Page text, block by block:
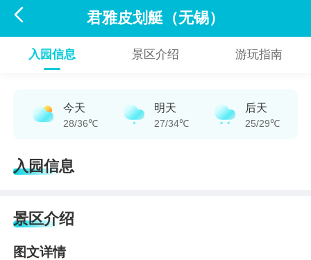
 君雅皮划艇（无锡）
入园信息 景区介绍 游玩指南
今天
28/36℃
明天
27/34℃
后天
25/29℃
入园信息
景区介绍
图文详情